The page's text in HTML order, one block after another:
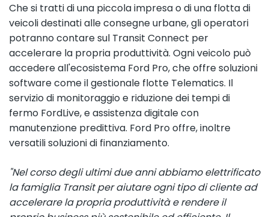
Che si tratti di una piccola impresa o di una flotta di
veicoli destinati alle consegne urbane, gli operatori
potranno contare sul Transit Connect per
accelerare la propria produttività. Ogni veicolo può
accedere all'ecosistema Ford Pro, che offre soluzioni
software come il gestionale flotte Telematics. Il
servizio di monitoraggio e riduzione dei tempi di
fermo FordLive, e assistenza digitale con
manutenzione predittiva. Ford Pro offre, inoltre
versatili soluzioni di finanziamento.
"Nel corso degli ultimi due anni abbiamo elettrificato
la famiglia Transit per aiutare ogni tipo di cliente ad
accelerare la propria produttività e rendere il